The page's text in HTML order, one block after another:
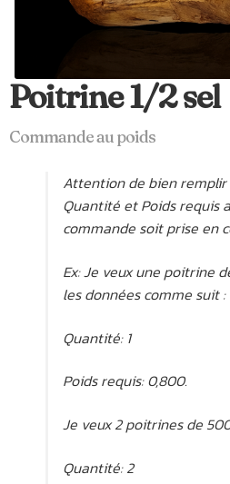
Poitrine 1/2 sel
Commande au poids
Attention de bien remplir
Quantité et Poids requis
commande soit prise en
Ex: Je veux une poitrine
les données comme suit :
Quantité: 1
Poids requis: 0,800.
Je veux 2 poitrines de
Quantité: 2